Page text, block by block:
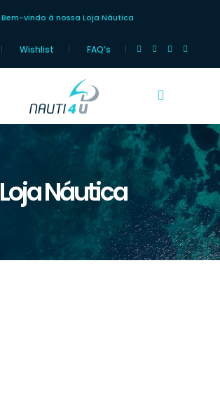
Bem-vindo à nossa Loja Náutica
Wishlist FAQ’s
Loja Náutica